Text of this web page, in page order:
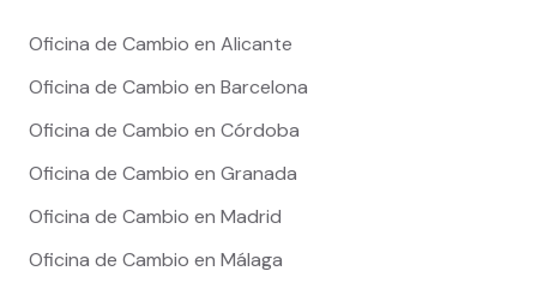
Oficina de Cambio en Alicante
Oficina de Cambio en Barcelona
Oficina de Cambio en Córdoba
Oficina de Cambio en Granada
Oficina de Cambio en Madrid
Oficina de Cambio en Málaga